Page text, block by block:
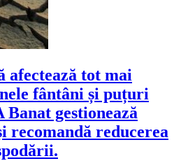
afectează tot mai
fântâni și puțuri
Banat gestionează
recomandă reducerea